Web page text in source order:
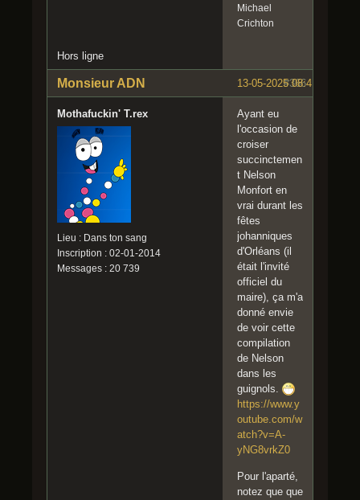
Michael
Crichton
Hors ligne
#366
13-05-2025 08:41:59
Monsieur ADN
Mothafuckin' T.rex
Lieu : Dans ton sang
Inscription : 02-01-2014
Messages : 20 739
Ayant eu
l'occasion de
croiser
succinctemen
t Nelson
Monfort en
vrai durant les
fêtes
johanniques
d'Orléans (il
était l'invité
officiel du
maire), ça m'a
donné envie
de voir cette
compilation
de Nelson
dans les
guignols.
https://www.y
outube.com/w
atch?v=A-
yNG8vrkZ0
Pour l'aparté,
notez que que